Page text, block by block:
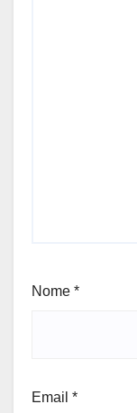
Nome *
Email *